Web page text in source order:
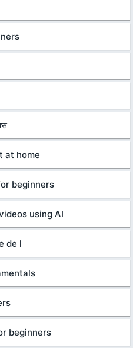
at home
beginners
using AI
de l
beginners